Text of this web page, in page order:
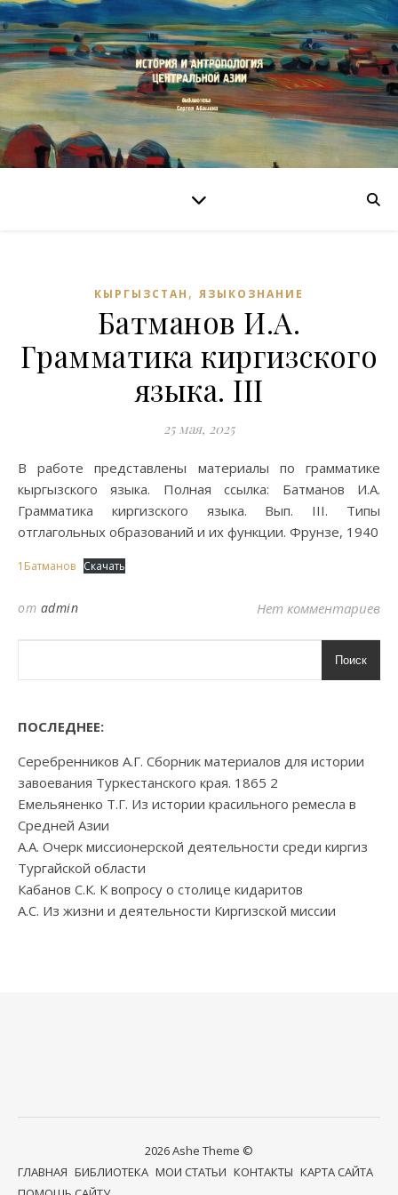
КЫРГЫЗСТАН , ЯЗЫКОЗНАНИЕ
Батманов И.А.
Грамматика киргизского
языка. III
25 мая, 2025
В работе представлены материалы по грамматике
кыргызского языка. Полная ссылка: Батманов И.А.
Грамматика киргизского языка. Вып. III. Типы
отглагольных образований и их функции. Фрунзе, 1940
1Батманов Скачать
от admin Нет комментариев
Поиск
ПОСЛЕДНЕЕ:
Серебренников А.Г. Сборник материалов для истории
завоевания Туркестанского края. 1865 2
Емельяненко Т.Г. Из истории красильного ремесла в
Средней Азии
А.А. Очерк миссионерской деятельности среди киргиз
Тургайской области
Кабанов С.К. К вопросу о столице кидаритов
А.С. Из жизни и деятельности Киргизской миссии
2026 Ashe Theme ©
ГЛАВНАЯ БИБЛИОТЕКА МОИ СТАТЬИ КОНТАКТЫ КАРТА САЙТА